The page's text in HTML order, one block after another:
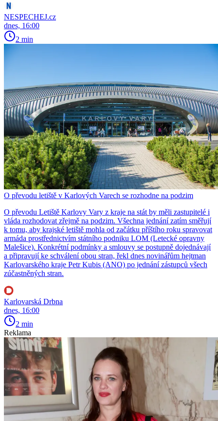
NESPECHEJ.cz
dnes, 16:00
2 min
O převodu letiště v Karlových Varech se rozhodne na podzim
O převodu Letiště Karlovy Vary z kraje na stát by měli zastupitelé i
vláda rozhodovat zřejmě na podzim. Všechna jednání zatím směřují
k tomu, aby krajské letiště mohla od začátku příštího roku spravovat
armáda prostřednictvím státního podniku LOM (Letecké opravny
Malešice). Konkrétní podmínky a smlouvy se postupně dojednávají
a připravují ke schválení obou stran, řekl dnes novinářům hejtman
Karlovarského kraje Petr Kubis (ANO) po jednání zástupců všech
zúčastněných stran.
Karlovarská Drbna
dnes, 16:00
2 min
Reklama